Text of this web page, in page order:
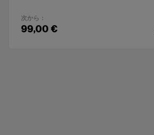
次から：
99,00 €